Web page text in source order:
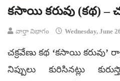
కసాయి కరువు (కథ) –
వార్తా విభాగం Wednesday, June
చక్రవేణు కథ ‘కసాయి కరువు’
నిప్పులు కురిసినట్లు